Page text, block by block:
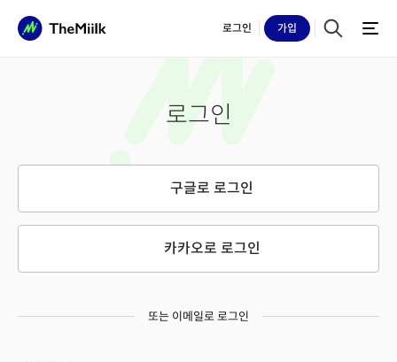
로그인 가입
로그인
구글로 로그인
카카오로 로그인
또는 이메일로 로그인